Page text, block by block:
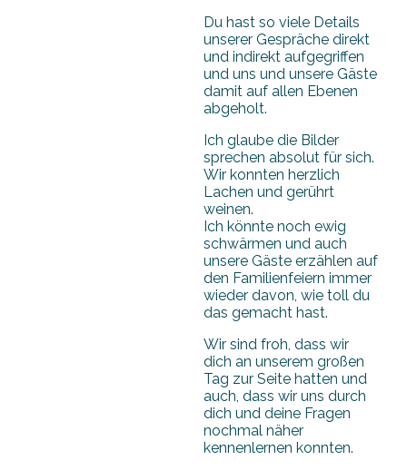
Du hast so viele Details
unserer Gespräche direkt
und indirekt aufgegriffen
und uns und unsere Gäste
damit auf allen Ebenen
abgeholt.
Ich glaube die Bilder
sprechen absolut für sich.
Wir konnten herzlich
Lachen und gerührt
weinen.
Ich könnte noch ewig
schwärmen und auch
unsere Gäste erzählen auf
den Familienfeiern immer
wieder davon, wie toll du
das gemacht hast.
Wir sind froh, dass wir
dich an unserem großen
Tag zur Seite hatten und
auch, dass wir uns durch
dich und deine Fragen
nochmal näher
kennenlernen konnten.